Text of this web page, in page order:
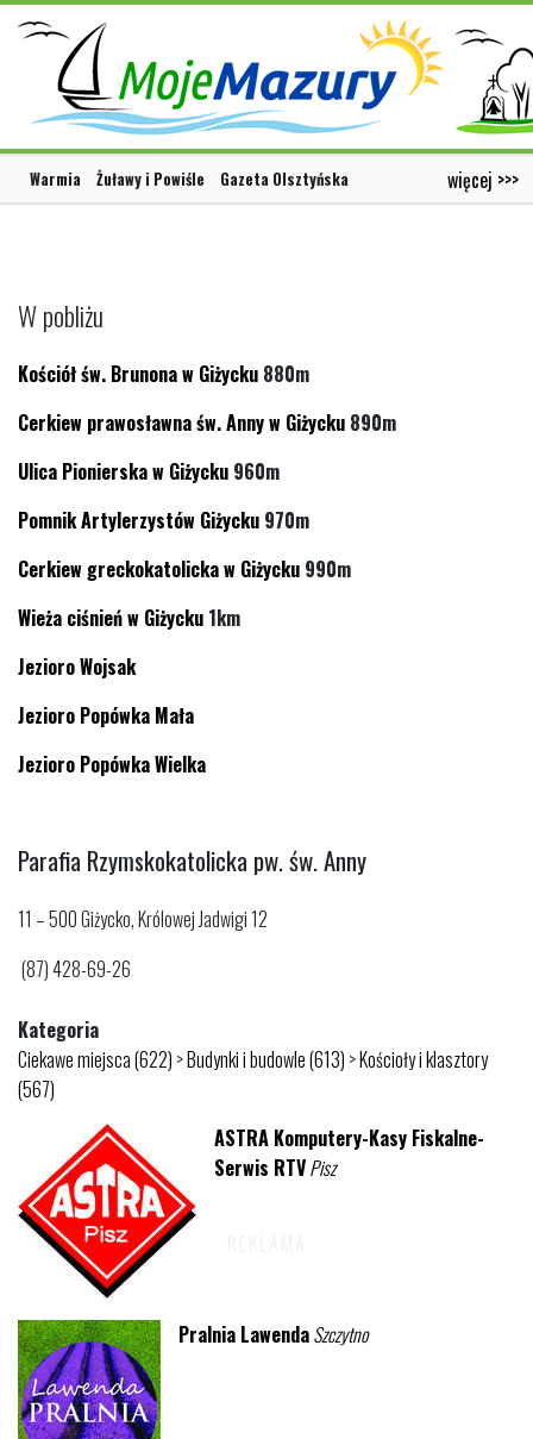
Warmia Żuławy i Powiśle Gazeta Olsztyńska więcej >>>
W pobliżu
Kościół św. Brunona w Giżycku 880m
Cerkiew prawosławna św. Anny w Giżycku 890m
Ulica Pionierska w Giżycku 960m
Pomnik Artylerzystów Giżycku 970m
Cerkiew greckokatolicka w Giżycku 990m
Wieża ciśnień w Giżycku 1km
Jezioro Wojsak
Jezioro Popówka Mała
Jezioro Popówka Wielka
Parafia Rzymskokatolicka pw. św. Anny
11 – 500 Giżycko, Królowej Jadwigi 12
(87) 428-69-26
Kategoria
Ciekawe miejsca (622) >Budynki i budowle (613) >Kościoły i klasztory
(567)
ASTRA Komputery-Kasy Fiskalne-
Serwis RTVPisz
Pralnia LawendaSzczytno